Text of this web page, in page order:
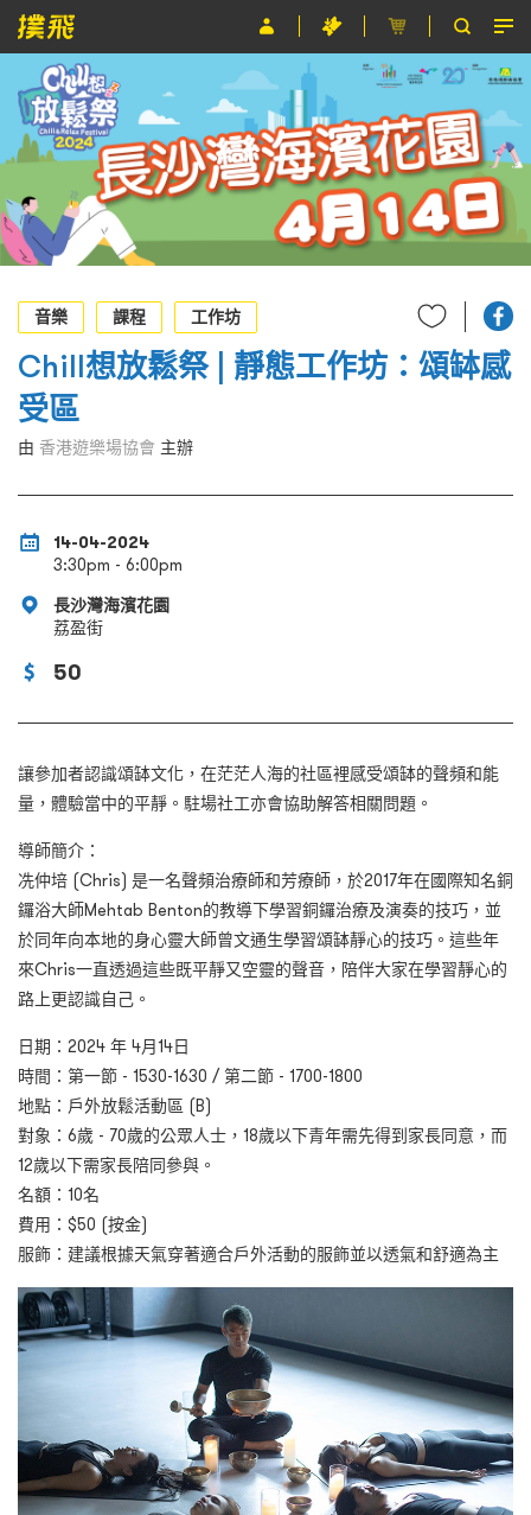
節目
主辦單位
關於撲飛
條款及細則
EN
音樂
課程 工作坊
Chill想放鬆祭 | 靜態工作坊：頌缽感
受區
由 香港遊樂場協會 主辦
14-04-2024
3:30pm - 6:00pm
長沙灣海濱花園
荔盈街
50
讓參加者認識頌缽文化，在茫茫人海的社區裡感受頌缽的聲頻和能
量，體驗當中的平靜。駐場社工亦會協助解答相關問題。
導師簡介：
冼仲培 (Chris) 是一名聲頻治療師和芳療師，於2017年在國際知名銅
鑼浴大師Mehtab Benton的教導下學習銅鑼治療及演奏的技巧，並
於同年向本地的身心靈大師曾文通生學習頌缽靜心的技巧。這些年
來Chris一直透過這些既平靜又空靈的聲音，陪伴大家在學習靜心的
路上更認識自己。
日期：2024 年 4月14日
時間：第一節 - 1530-1630 / 第二節 - 1700-1800
地點：戶外放鬆活動區 (B)
對象：6歲 - 70歲的公眾人士，18歲以下青年需先得到家長同意，而
12歲以下需家長陪同參與。
名額：10名
費用：$50 (按金)
服飾：建議根據天氣穿著適合戶外活動的服飾並以透氣和舒適為主